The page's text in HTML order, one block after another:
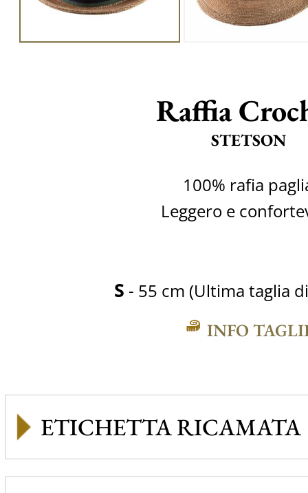
Raffia
STETSON
100% rafia
Leggero e
S - 55 cm (Ultima taglia
INFO
ETICHETTA RICAMATA